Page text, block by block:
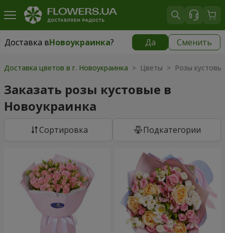
Доставка вНовоукраинка? Да Сменить
Доставка вНовоукраинка|
Доставка цветов в г. Новоукраинка > Цветы > Розы
Заказать розы кустовые в
Новоукраинка
Cортировка Подкатегории